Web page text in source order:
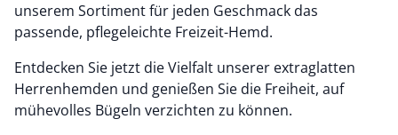
unserem Sortiment für jeden Geschmack das
passende, pflegeleichte Freizeit-Hemd.
Entdecken Sie jetzt die Vielfalt unserer extraglatten
Herrenhemden und genießen Sie die Freiheit, auf
mühevolles Bügeln verzichten zu können.